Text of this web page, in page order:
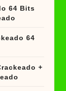
64 Bits
64
+